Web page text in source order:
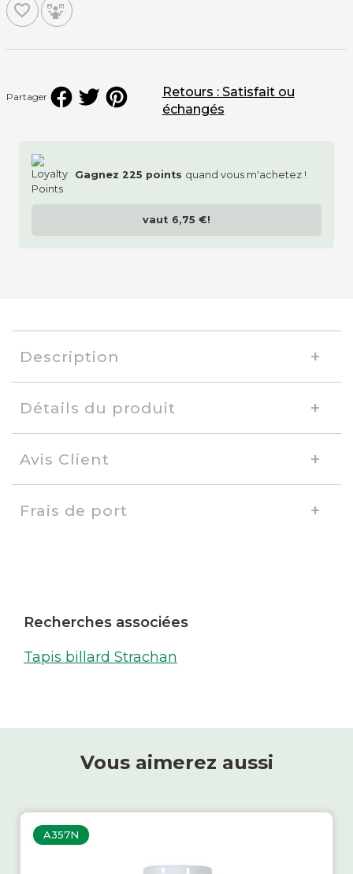
favorite_border
Partager
Gagnez 225 points quand vous m'achetez !
vaut 6,75 €!
Retours : Satisfait ou
échangés
Description
Détails du produit
Avis Client
Frais de port
Recherches associées
Tapis billard Strachan
Vous aimerez aussi
A357N